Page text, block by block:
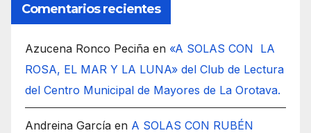
Comentarios recientes
Azucena Ronco Peciña en «A SOLAS CON LA
ROSA, EL MAR Y LA LUNA» del Club de Lectura
del Centro Municipal de Mayores de La Orotava.
Andreina García en A SOLAS CON RUBÉN